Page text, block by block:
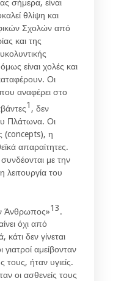
σήμερα, είναι
θλίψη και
Σχολών από
και της
είναι χολές και
Οι
αναφέρει στο
1 , δεν
Πλάτωνα. Οι
(concepts), η
απαραίτητες.
με την
του
Άνθρωπος»13.
όχι από
κάτι δεν γίνεται
αμείβονταν
τους, ήταν υγιείς.
οι ασθενείς τους